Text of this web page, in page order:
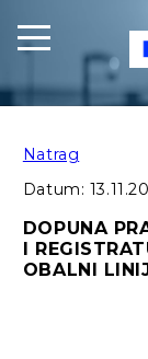
Natrag
Datum:
DOPUNA
I
OBALNI